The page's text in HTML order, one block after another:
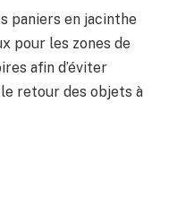
paniers en jacinthe
pour les zones de
afin d’éviter
retour des objets à